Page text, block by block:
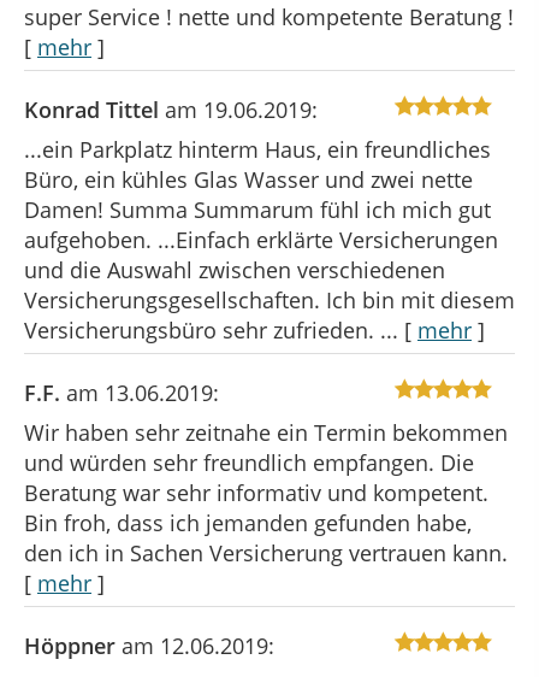
super Service ! nette und kompetente Beratung !
[ mehr ]
Konrad Tittel am 19.06.2019:
...ein Parkplatz hinterm Haus, ein freundliches
Büro, ein kühles Glas Wasser und zwei nette
Damen! Summa Summarum fühl ich mich gut
aufgehoben. ...Einfach erklärte Versicherungen
und die Auswahl zwischen verschiedenen
Versicherungsgesellschaften. Ich bin mit diesem
Versicherungsbüro sehr zufrieden. ... [ mehr ]
F.F. am 13.06.2019:
Wir haben sehr zeitnahe ein Termin bekommen
und würden sehr freundlich empfangen. Die
Beratung war sehr informativ und kompetent.
Bin froh, dass ich jemanden gefunden habe,
den ich in Sachen Versicherung vertrauen kann.
[ mehr ]
Höppner am 12.06.2019: